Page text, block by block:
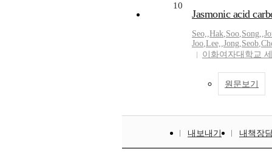
10
Jasmonic acid
Seo,,Hak,Soo,Song,,
Joo,Lee,,Jong,Seob,
이화여자대학교
원문보기
내보내기 내책장